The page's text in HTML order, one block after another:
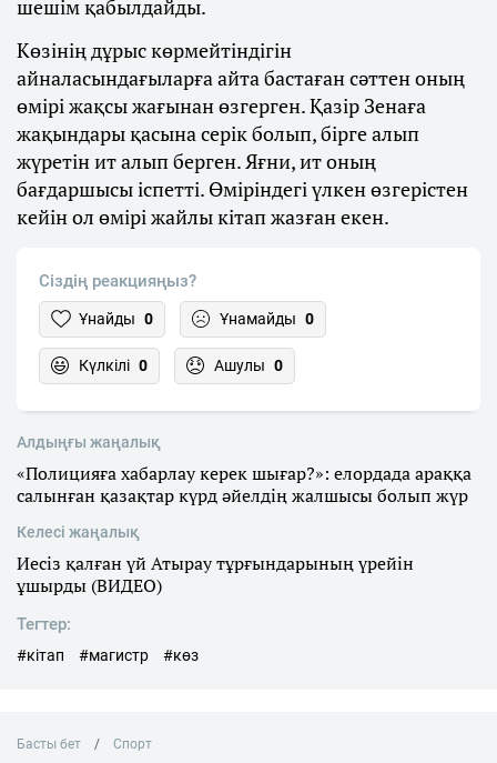
шешім қабылдайды.
Көзінің дұрыс көрмейтіндігін
айналасындағыларға айта бастаған сәттен оның
өмірі жақсы жағынан өзгерген. Қазір Зенаға
жақындары қасына серік болып, бірге алып
жүретін ит алып берген. Яғни, ит оның
бағдаршысы іспетті. Өміріндегі үлкен өзгерістен
кейін ол өмірі жайлы кітап жазған екен.
Сіздің реакцияңыз?
Ұнайды 0 Ұнамайды 0
Күлкілі 0 Ашулы 0
Алдыңғы жаңалық
«Полицияға хабарлау керек шығар?»: елордада араққа
салынған қазақтар күрд әйелдің жалшысы болып жүр
Келесі жаңалық
Иесіз қалған үй Атырау тұрғындарының үрейін
ұшырды (ВИДЕО)
Тегтер:
#кітап #магистр #көз
Басты бет Спорт